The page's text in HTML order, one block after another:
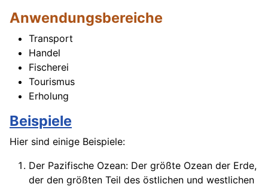
Anwendungsbereiche
Transport
Handel
Fischerei
Tourismus
Erholung
Beispiele
Hier sind einige Beispiele:
Der Pazifische Ozean: Der größte Ozean der Erde,
der den größten Teil des östlichen und westlichen